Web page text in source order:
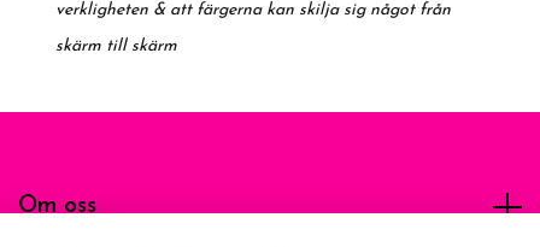
verkligheten & att färgerna kan skilja sig något från
skärm till skärm
Om oss